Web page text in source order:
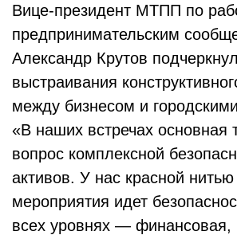
Вице-президент МТПП по
предпринимательским
Александр Крутов
выстраивания
между бизнесом и
«В наших встречах основная
вопрос комплексной
активов. У нас красной
мероприятия идет
всех уровнях — финансовая,